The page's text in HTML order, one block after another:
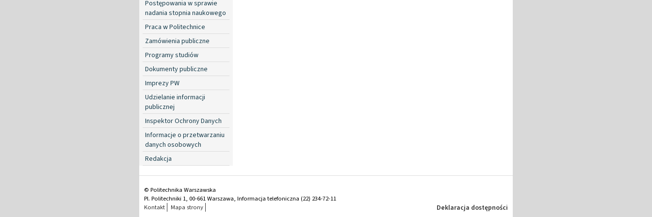
Postępowania w sprawie
nadania stopnia naukowego
Praca w Politechnice
Zamówienia publiczne
Programy studiów
Dokumenty publiczne
Imprezy PW
Udzielanie informacji
publicznej
Inspektor Ochrony Danych
Informacje o przetwarzaniu
danych osobowych
Redakcja
© Politechnika Warszawska
Pl. Politechniki 1, 00-661 Warszawa, Informacja telefoniczna (22) 234-72-11
Kontakt
Mapa strony Deklaracja dostępności